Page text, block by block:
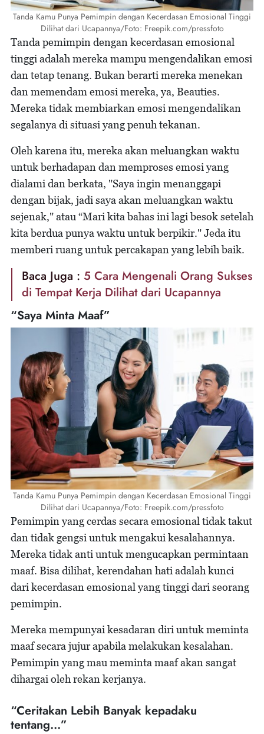
Tanda Kamu Punya Pemimpin dengan Kecerdasan Emosional Tinggi
Dilihat dari Ucapannya/Foto: Freepik.com/pressfoto
Tanda pemimpin dengan kecerdasan emosional
tinggi adalah mereka mampu mengendalikan emosi
dan tetap tenang. Bukan berarti mereka menekan
dan memendam emosi mereka, ya, Beauties.
Mereka tidak membiarkan emosi mengendalikan
segalanya di situasi yang penuh tekanan.
Oleh karena itu, mereka akan meluangkan waktu
untuk berhadapan dan memproses emosi yang
dialami dan berkata, "Saya ingin menanggapi
dengan bijak, jadi saya akan meluangkan waktu
sejenak," atau “Mari kita bahas ini lagi besok setelah
kita berdua punya waktu untuk berpikir." Jeda itu
memberi ruang untuk percakapan yang lebih baik.
Baca Juga : 5 Cara Mengenali Orang Sukses
di Tempat Kerja Dilihat dari Ucapannya
“Saya Minta Maaf”
Tanda Kamu Punya Pemimpin dengan Kecerdasan Emosional Tinggi
Dilihat dari Ucapannya/Foto: Freepik.com/pressfoto
Pemimpin yang cerdas secara emosional tidak takut
dan tidak gengsi untuk mengakui kesalahannya.
Mereka tidak anti untuk mengucapkan permintaan
maaf. Bisa dilihat, kerendahan hati adalah kunci
dari kecerdasan emosional yang tinggi dari seorang
pemimpin.
Mereka mempunyai kesadaran diri untuk meminta
maaf secara jujur apabila melakukan kesalahan.
Pemimpin yang mau meminta maaf akan sangat
dihargai oleh rekan kerjanya.
“Ceritakan Lebih Banyak kepadaku
tentang...”